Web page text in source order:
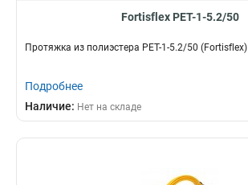
Fortisflex PET-1-5.2/50
Протяжка из полиэстера PET-1-5.2/50 (Fortisflex)
Подробнее
Наличие: Нет на складе